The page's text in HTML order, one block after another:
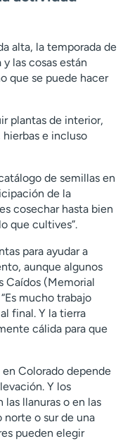
alta, la temporada de
las cosas están
que se puede hacer
plantas de interior,
e incluso
de semillas en
de la
cosechar hasta bien
que cultives”.
para ayudar a
aunque algunos
Caídos (Memorial
mucho trabajo
final. Y la tierra
cálida para que
Colorado depende
Y los
llanuras o en las
norte o sur de una
pueden elegir